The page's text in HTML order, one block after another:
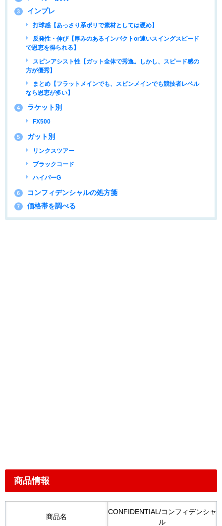
3 インプレ
打球感【あっさり系ポリで素材としては硬め】
反発性・伸び【厚みのあるインパクトor速いスイングスピード
で恩恵を得られる】
スピンアシスト性【ガット全体で秀逸。しかし、スピード感の
方が優秀】
まとめ【フラットメインでも、スピンメインでも競技者レベル
なら恩恵が多い】
4 ラケット別
FX500
5 ガット別
リンクスツアー
ブラックコード
ハイパーG
6 コンフィデンシャルの処方箋
7 価格帯を調べる
商品情報
商品名
CONFIDENTIAL/コンフィデンシャ
ル